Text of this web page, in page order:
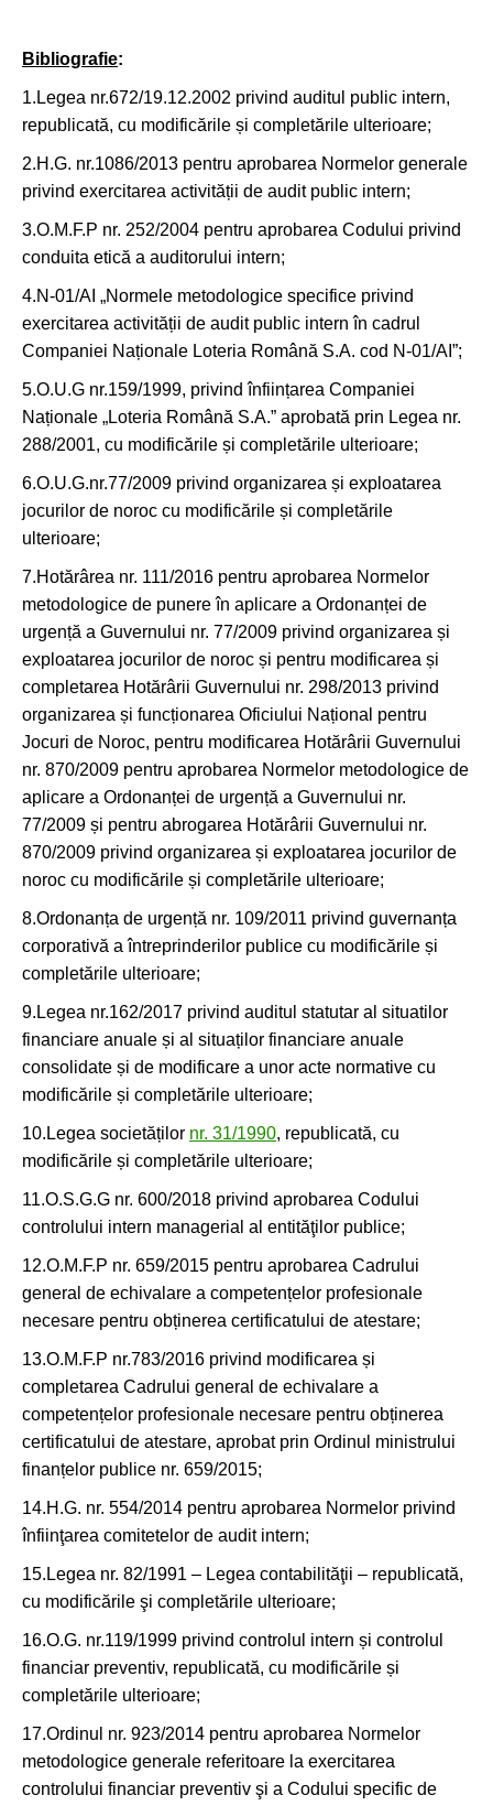
Bibliografie:
1.Legea nr.672/19.12.2002 privind auditul public intern,
republicată, cu modificările și completările ulterioare;
2.H.G. nr.1086/2013 pentru aprobarea Normelor generale
privind exercitarea activității de audit public intern;
3.O.M.F.P nr. 252/2004 pentru aprobarea Codului privind
conduita etică a auditorului intern;
4.N-01/AI „Normele metodologice specifice privind
exercitarea activității de audit public intern în cadrul
Companiei Naționale Loteria Română S.A. cod N-01/AI”;
5.O.U.G nr.159/1999, privind înființarea Companiei
Naționale „Loteria Română S.A.” aprobată prin Legea nr.
288/2001, cu modificările și completările ulterioare;
6.O.U.G.nr.77/2009 privind organizarea și exploatarea
jocurilor de noroc cu modificările și completările
ulterioare;
7.Hotărârea nr. 111/2016 pentru aprobarea Normelor
metodologice de punere în aplicare a Ordonanței de
urgență a Guvernului nr. 77/2009 privind organizarea și
exploatarea jocurilor de noroc și pentru modificarea și
completarea Hotărârii Guvernului nr. 298/2013 privind
organizarea și funcționarea Oficiului Național pentru
Jocuri de Noroc, pentru modificarea Hotărârii Guvernului
nr. 870/2009 pentru aprobarea Normelor metodologice de
aplicare a Ordonanței de urgență a Guvernului nr.
77/2009 și pentru abrogarea Hotărârii Guvernului nr.
870/2009 privind organizarea și exploatarea jocurilor de
noroc cu modificările și completările ulterioare;
8.Ordonanța de urgență nr. 109/2011 privind guvernanța
corporativă a întreprinderilor publice cu modificările și
completările ulterioare;
9.Legea nr.162/2017 privind auditul statutar al situatilor
financiare anuale și al situaților financiare anuale
consolidate și de modificare a unor acte normative cu
modificările și completările ulterioare;
10.Legea societăților nr. 31/1990, republicată, cu
modificările și completările ulterioare;
11.O.S.G.G nr. 600/2018 privind aprobarea Codului
controlului intern managerial al entităţilor publice;
12.O.M.F.P nr. 659/2015 pentru aprobarea Cadrului
general de echivalare a competențelor profesionale
necesare pentru obținerea certificatului de atestare;
13.O.M.F.P nr.783/2016 privind modificarea și
completarea Cadrului general de echivalare a
competențelor profesionale necesare pentru obținerea
certificatului de atestare, aprobat prin Ordinul ministrului
finanțelor publice nr. 659/2015;
14.H.G. nr. 554/2014 pentru aprobarea Normelor privind
înfiinţarea comitetelor de audit intern;
15.Legea nr. 82/1991 – Legea contabilităţii – republicată,
cu modificările şi completările ulterioare;
16.O.G. nr.119/1999 privind controlul intern și controlul
financiar preventiv, republicată, cu modificările și
completările ulterioare;
17.Ordinul nr. 923/2014 pentru aprobarea Normelor
metodologice generale referitoare la exercitarea
controlului financiar preventiv şi a Codului specific de